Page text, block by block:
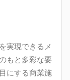
実現できるメ
もと多彩な要
にする商業施